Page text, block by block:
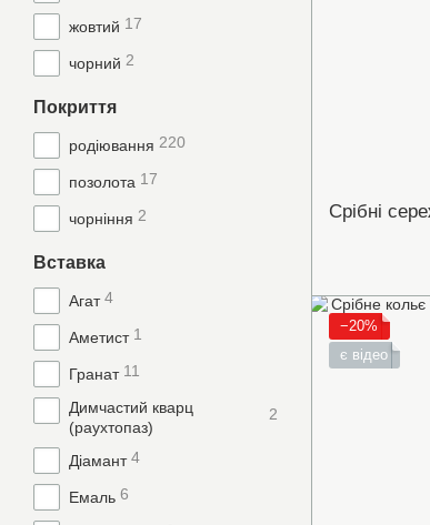
−20%
є відео
жовтий 17
чорний 2
Покриття
родіювання 220
позолота 17
чорніння 2
Вставка
Агат 4
Аметист 1
Гранат 11
Димчастий кварц
(раухтопаз)
2
Діамант 4
Емаль 6